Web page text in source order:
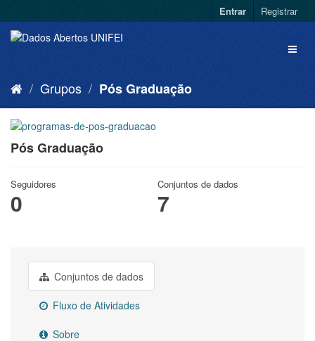
Entrar Registrar
Grupos Pós Graduação
Pós Graduação
Seguidores
0
Conjuntos de dados
7
Conjuntos de dados
Fluxo de Atividades
Sobre